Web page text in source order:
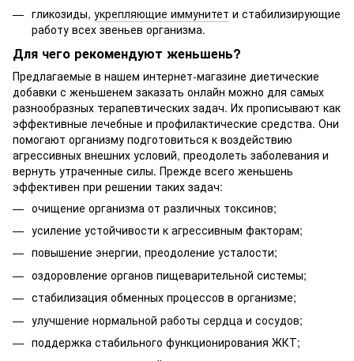
гликозиды, укрепляющие иммунитет и стабилизирующие
работу всех звеньев организма.
Для чего рекомендуют женьшень?
Предлагаемые в нашем интернет-магазине диетические
добавки с женьшенем заказать онлайн можно для самых
разнообразных терапевтических задач. Их прописывают как
эффективные лечебные и профилактические средства. Они
помогают организму подготовиться к воздействию
агрессивных внешних условий, преодолеть заболевания и
вернуть утраченные силы. Прежде всего женьшень
эффективен при решении таких задач:
очищение организма от различных токсинов;
усиление устойчивости к агрессивным факторам;
повышение энергии, преодоление усталости;
оздоровление органов пищеварительной системы;
стабилизация обменных процессов в организме;
улучшение нормальной работы сердца и сосудов;
поддержка стабильного функционирования ЖКТ;